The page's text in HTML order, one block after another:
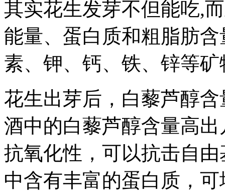
其实花生发芽不但能吃,
能量、蛋白质和粗脂肪
素、钾、钙、铁、锌等
花生出芽后，白藜芦醇
酒中的白藜芦醇含量高
抗氧化性，可以抗击自
中含有丰富的蛋白质，